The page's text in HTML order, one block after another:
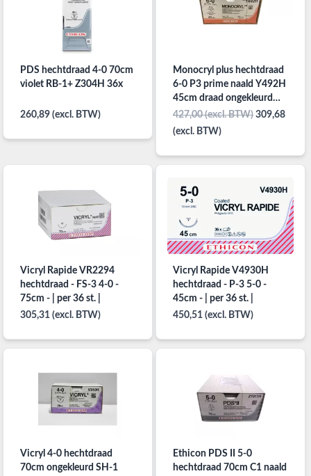
PDS hechtdraad 4-0 70cm
violet RB-1+ Z304H 36x
260,89 (excl. BTW)
Monocryl plus hechtdraad
6-0 P3 prime naald Y492H
45cm draad ongekleurd
per 36st.
427,00 (excl. BTW)309,68
(excl. BTW)
Vicryl Rapide VR2294
hechtdraad - FS-3 4-0 -
75cm - | per 36 st. |
305,31 (excl. BTW)
Vicryl Rapide V4930H
hechtdraad - P-3 5-0 -
45cm - | per 36 st. |
450,51 (excl. BTW)
Vicryl 4-0 hechtdraad
70cm ongekleurd SH-1
Ethicon PDS II 5-0
hechtdraad 70cm C1 naald